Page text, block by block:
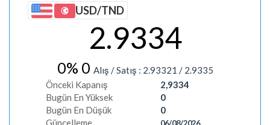
USD/TND
2.9334
0% 0 Alış / Satış : 2.93321 / 2.9335
Önceki Kapanış
2,9334
Bugün En Yüksek
0
Bugün En Düşük
0
Güncelleme
06/08/2026